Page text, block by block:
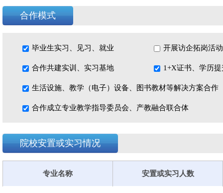
西省中等职业院校工程测量大赛一等奖获得者林意涛等数十
学校从开办至今，先后为社会和企业事业单位输送中技
国家级高技能人才建设基地，2016年被确定为省级高技能
工现场专业人员职业培训定点机构”，2022年申报成为中
高技能人才建设基地，2021年被评为陕西省技工教育优秀
组织奖”。
合作模式
毕业生实习、见习、就业 开展访企拓岗活动
合作共建实训、实习基地 1+X证书、学历
生活设施、教学（电子）设备、图书教材等解决方案合作
合作成立专业教学指导委员会、产教融合联合体
院校安置或实习情况
专业名称 安置或实习人数